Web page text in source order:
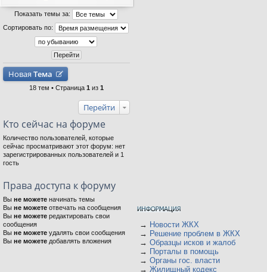
Показать темы за:
Сортировать по:
Новая Тема
18 тем • Страница 1 из 1
Перейти
Кто сейчас на форуме
Количество пользователей, которые
сейчас просматривают этот форум: нет
зарегистрированных пользователей и 1
гость
Права доступа к форуму
Вы не можете начинать темы
Вы не можете отвечать на сообщения
Вы не можете редактировать свои
сообщения
Вы не можете удалять свои сообщения
Вы не можете добавлять вложения
→ Новости ЖКХ
→ Решение проблем в ЖКХ
→ Образцы исков и жалоб
→ Порталы в помощь
→ Органы гос. власти
→ Жилищный кодекс